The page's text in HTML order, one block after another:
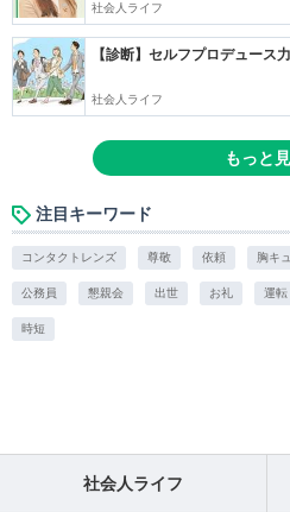
社会人ライフ
【診断】セルフプロデュー
社会人ライフ
もっと
注目キーワード
コンタクトレンズ 尊敬 依頼 胸キ
公務員 懇親会 出世 お礼 運転
時短
社会人ライフ